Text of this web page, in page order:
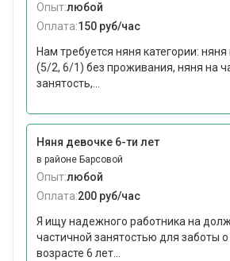
Опыт:любой
Оплата:150 руб/час
Нам требуется няня категории:
(5/2, 6/1) без проживания, няня на
занятость,...
Няня девочке 6-ти лет
в районе Барсовой
Опыт:любой
Оплата:200 руб/час
Я ищу надежного работника на
частичной занятостью для заботы
возрасте 6 лет...